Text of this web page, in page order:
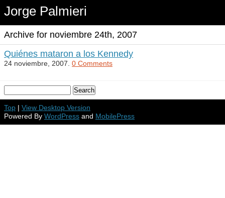
Jorge Palmieri
Archive for noviembre 24th, 2007
Quiénes mataron a los Kennedy
24 noviembre, 2007. 0 Comments
Top | View Desktop Version
Powered By WordPress and MobilePress